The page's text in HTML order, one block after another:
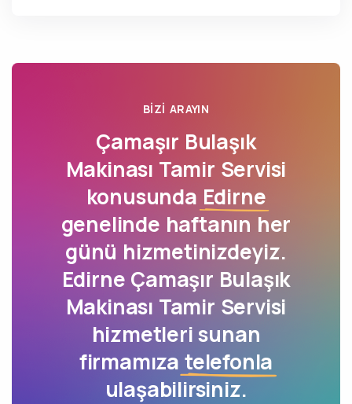
BIZI ARAYIN
Çamaşır Bulaşık
Makinası Tamir Servisi
konusunda Edirne
genelinde haftanın her
günü hizmetinizdeyiz.
Edirne Çamaşır Bulaşık
Makinası Tamir Servisi
hizmetleri sunan
firmamıza telefonla
ulaşabilirsiniz.